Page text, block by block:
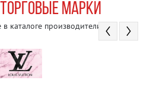
ТОРГОВЫЕ МАРКИ
каталоге производители